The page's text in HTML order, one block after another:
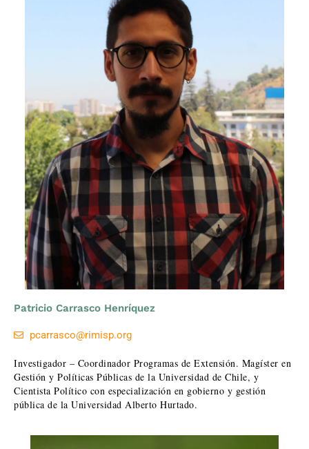
Patricio Carrasco Henríquez
pcarrasco@rimisp.org
Investigador – Coordinador Programas de Extensión. Magíster en
Gestión y Políticas Públicas de la Universidad de Chile, y
Cientista Político con especialización en gobierno y gestión
pública de la Universidad Alberto Hurtado.